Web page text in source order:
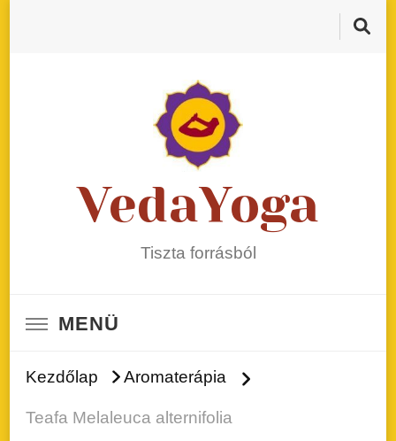
VedaYoga
Tiszta forrásból
MENÜ
Kezdőlap Aromaterápia
Teafa Melaleuca alternifolia